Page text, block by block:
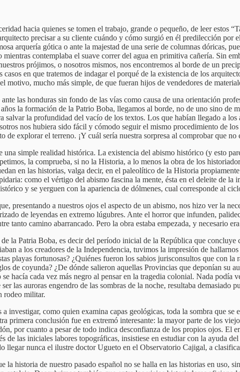
hacia quienes se tomen el trabajo, grande o pequeño, de leer estos
precisar a su cliente cuándo y cómo surgió en él predilección por
arquería gótica o ante la majestad de una serie de columnas dóricas,
mientras contemplaba el suave correr del agua en primitiva cañería. Sin
prójimos, o nosotros mismos, nos encontremos al borde de un
en que tratemos de indagar el porqué de la existencia de los
motivo, mucho más simple, de que fueran hijos de vendedores de
las honduras sin fondo de las vías como causa de una orientación
la formación de la Patrio Boba, llegamos al borde, no de uno sino
salvar la profundidad del vacío de los textos. Los que habían llegado a
nos hubiera sido fácil y cómodo seguir el mismo procedimiento de
de explorar el terreno. ¡Y cuál sería nuestra sorpresa al comprobar que
una simple realidad histórica. La existencia del abismo histórico (y esto
la comprueba, si no la Historia, a lo menos la obra de los
en las historias, valga decir, en el paleolítico de la Historia
como el vértigo del abismo fascina la mente, ésta en el deleite de la
y se yerguen con la apariencia de dólmenes, cual corresponde al
presentando a nuestros ojos el aspecto de un abismo, nos hizo ver la
de leyendas en extremo lúgubres. Ante el horror que infunden,
tanto camino abarrancado. Pero la obra estaba empezada, y necesario
la Patria Boba, es decir del período inicial de la República que
a los creadores de la Independencia, tuvimos la impresión de
playas fortunosas? ¿Quiénes fueron los sabios jurisconsultos que con
de coyunda? ¿De dónde salieron aquellas Provincias que deponían
hacía cada vez más negro al pensar en la tragedia colonial. Nada
las auroras engendro de las sombras de la noche, resultaba
rodeo militar.
investigar, como quien examina capas geológicas, toda la sombra que
primera conclusión fue en extremó interesante: la mayor parte de los
por cuanto a pesar de todo indica desconfianza de los propios ojos. El
de las iniciales labores topográficas, insistiese en estudiar con la ayuda
llegar nunca el ilustre doctor Ugueto en el Observatorio Cajigal, a
la historia de nuestro pasado español no se halla en las historias en